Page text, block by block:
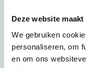
Deze website
We gebruiken
personaliseren, om
en om ons